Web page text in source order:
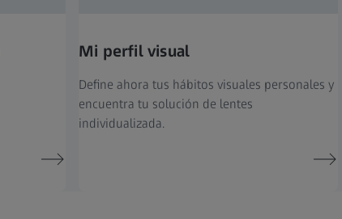
Mi perfil visual
Define ahora tus hábitos visuales personales y
encuentra tu solución de lentes
individualizada.